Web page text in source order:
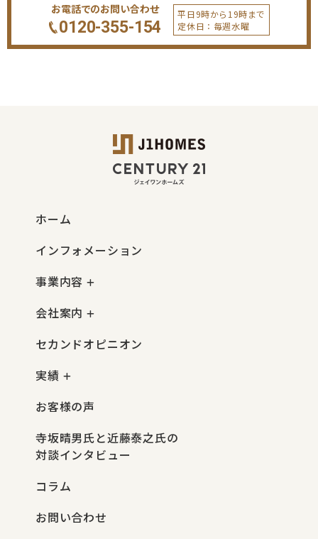
お電話でのお問い合わせ
0120-355-154
平日9時から19時まで
定休日：毎週水曜
ホーム
インフォメーション
事業内容
会社案内
セカンドオピニオン
実績
お客様の声
寺坂晴男氏と近藤泰之氏の
対談インタビュー
コラム
お問い合わせ